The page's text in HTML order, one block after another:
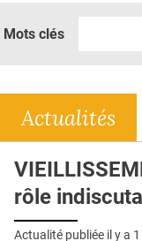
DOSSIERS
RÉSEAUX
E-REVUE SAD
Mots clés
Actualités
rôle
Actualité publiée il y a